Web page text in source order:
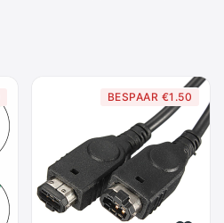
BESPAAR €1.50